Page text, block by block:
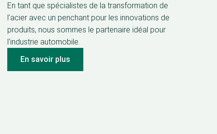
En tant que spécialistes de la transformation de
l'acier avec un penchant pour les innovations de
produits, nous sommes le partenaire idéal pour
l'industrie automobile.
En savoir plus